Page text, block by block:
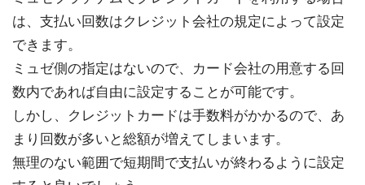
は、支払い回数はクレジット会社の規定によって設定
できます。
ミュゼ側の指定はないので、カード会社の用意する回
数内であれば自由に設定することが可能です。
しかし、クレジットカードは手数料がかかるので、あ
まり回数が多いと総額が増えてしまいます。
無理のない範囲で短期間で支払いが終わるように設定